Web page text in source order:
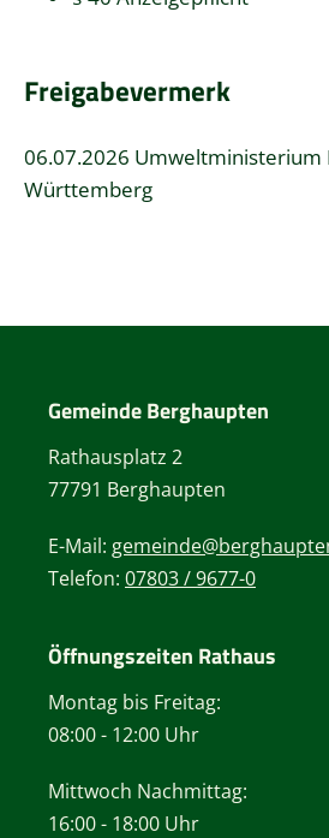
Freigabevermerk
06.07.2026 Umweltministerium
Württemberg
Gemeinde Berghaupten
Rathausplatz 2
77791 Berghaupten
E-Mail:
Telefon: 07803 / 9677-0
Öffnungszeiten Rathaus
Montag bis Freitag:
08:00 - 12:00 Uhr
Mittwoch Nachmittag:
16:00 - 18:00 Uhr